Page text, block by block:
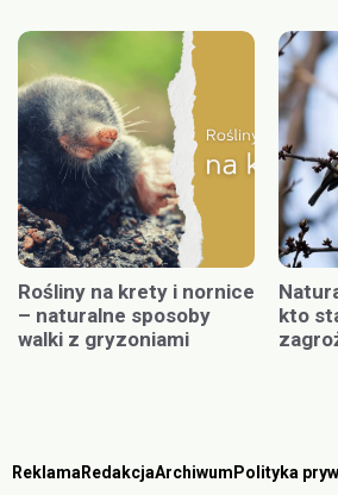
Rośliny na krety i nornice
– naturalne sposoby
walki z gryzoniami
kto
Reklama RedakcjaArchiwum Polityka